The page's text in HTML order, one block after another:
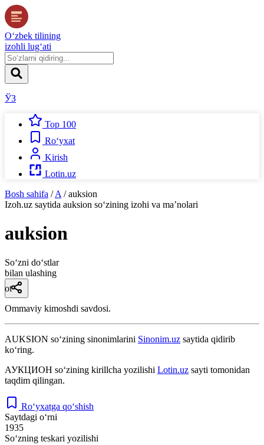
O‘zbek tilining
izohli lug‘ati
ЎЗ
Top 100
Ro‘yxat
Kirish
Lotin.uz
Bosh sahifa / A / auksion
Izoh.uz saytida auksion so‘zining izohi va ma’nolari
auksion
So‘zni do‘stlar
bilan ulashing
ot
Ommaviy kimoshdi savdosi.
AUKSION so‘zining sinonimlarini Sinonim.uz saytida qidirib
ko‘ring.
АУКЦИОН so‘zining kirillcha yozilishi Lotin.uz sayti tomonidan
taqdim qilingan.
Ro‘yxatga qo‘shish
Saytdagi o‘rni
1935
So‘zning teskari yozilishi